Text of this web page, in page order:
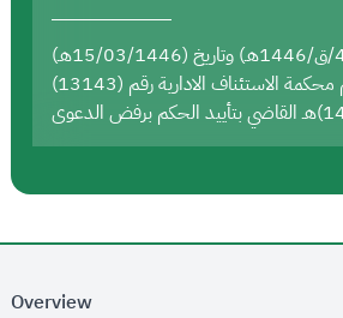
رقم (46114153/ق/1446هـ) وتاريخ (15/03/1446هـ)
الصادر بشأنه حكم محكمة الاستئناف الادارية رقم (13143)
Overview